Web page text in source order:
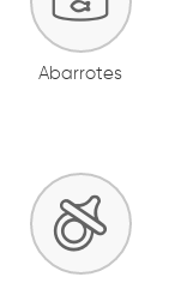
Abarrotes